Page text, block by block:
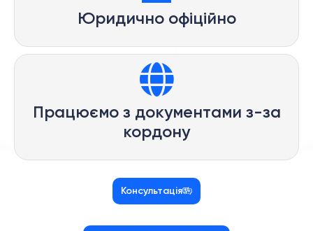
Юридично офіційно
Працюємо з документами з-за
кордону
Консультація